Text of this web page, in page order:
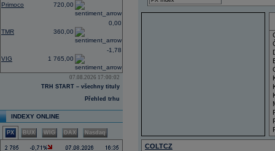
Primoco 720,00
TMR 360,00
0,00
VIG 1 765,00
-1,78
07.08.2026 17:00:02
TRH START – všechny tituly
Přehled trhu
INDEXY ONLINE
PX BUX WIG DAX Nasdaq
COLTCZ